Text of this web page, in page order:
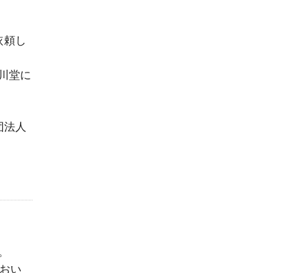
頼し
堂に
人
い